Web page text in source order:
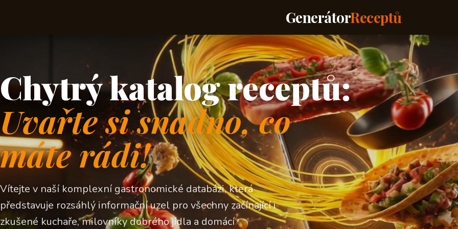
GenerátorReceptů
Chytrý katalog receptů:
Uvařte si snadno, co
máte rádi!
Vítejte v naší komplexní gastronomické databázi, která
představuje rozsáhlý informační uzel pro všechny začínající i
zkušené kuchaře, milovníky dobrého jídla a domácí